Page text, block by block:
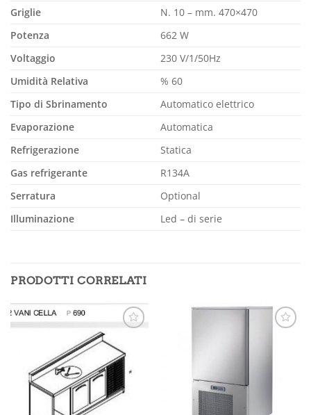
Griglie
N. 10 – mm. 470×470
Potenza
662 W
Voltaggio
230 V/1/50Hz
Umidità Relativa
% 60
Tipo di Sbrinamento
Automatico elettrico
Evaporazione
Automatica
Refrigerazione
Statica
Gas refrigerante
R134A
Serratura
Optional
Illuminazione
Led – di serie
PRODOTTI CORRELATI
Aggiungi
alla lista
desideri